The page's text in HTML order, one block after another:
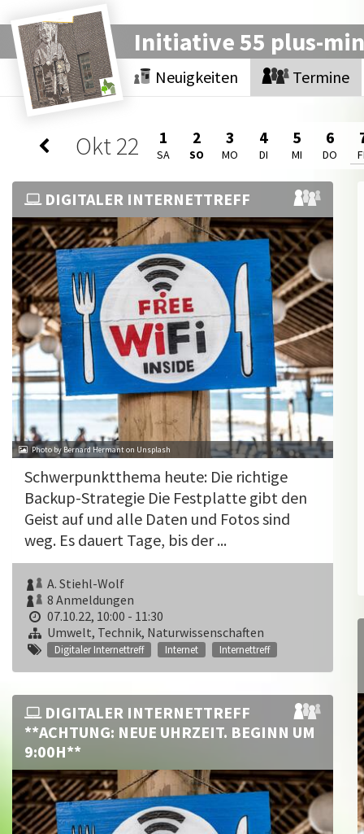
Initiative 55 plus-
Neuigkeiten Termine
Okt22 1
SA
2
SO
3
MO
4
DI
5
MI
6
DO
DIGITALER INTERNETTREFF
Photo by Bernard Hermant on Unsplash
Schwerpunktthema heute: Die richtige
Backup-Strategie Die Festplatte gibt den
Geist auf und alle Daten und Fotos sind
weg. Es dauert Tage, bis der ...
A. Stiehl-Wolf
8 Anmeldungen
07.10.22, 10:00 - 11:30
Umwelt, Technik, Naturwissenschaften
Digitaler Internettreff Internet Internettreff
DIGITALER INTERNETTREFF
**ACHTUNG: NEUE UHRZEIT. BEGINN UM
9:00H**